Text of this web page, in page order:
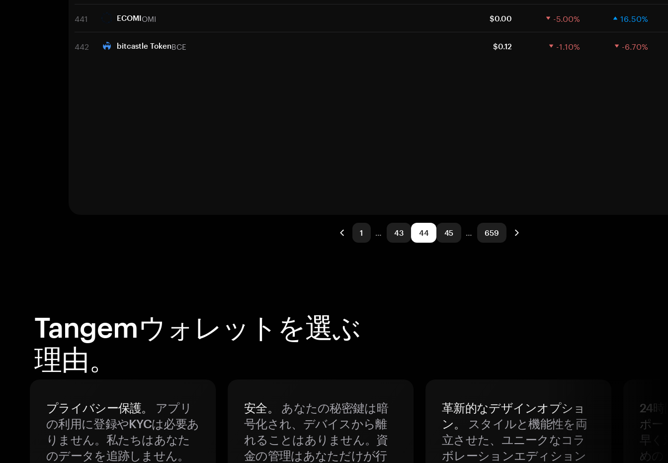
441 ECOMIOMI $0.00 -5.00% 16.50%
442 bitcastle TokenBCE $0.12 -1.10% -6.70%
1 … 43 44 45 … 659
Tangemウォレットを選ぶ
理由。
プライバシー保護。
アプリ
の利用に登録やKYCは必要あ
りません。私たちはあなた
のデータを追跡しません。
安全。
あなたの秘密鍵は暗
号化され、デバイスから離
れることはありません。資
金の管理はあなただけが行
革新的なデザインオプショ
ン。
スタイルと機能性を両
立させた、ユニークなコラ
ボレーションエディション
24
ポー
早く
めの